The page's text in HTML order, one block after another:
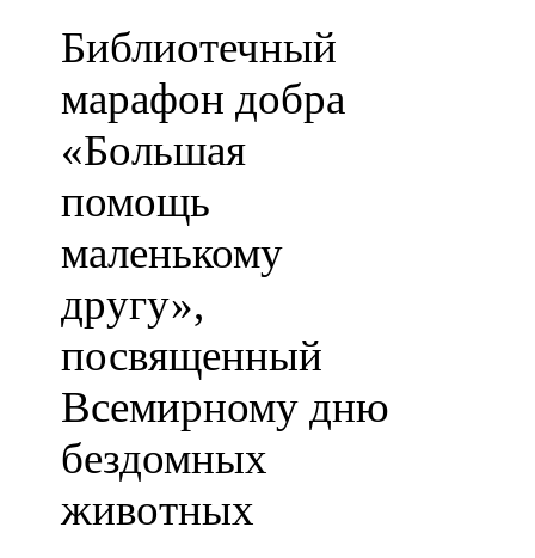
Библиотечный
марафон добра
«Большая
помощь
маленькому
другу»,
посвященный
Всемирному дню
бездомных
животных